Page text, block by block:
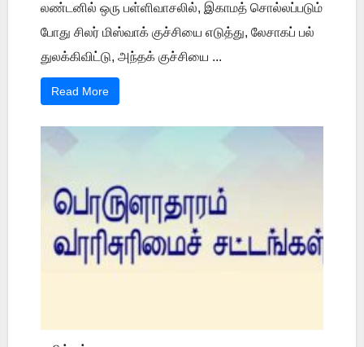
லண்டனில் ஒரு பள்ளிவாசலில், இகாமத் சொல்லப்படும்
போது சிலர் மிஸ்வாக் குச்சியை எடுத்து, லேசாகப் பல்
துலக்கிவிட்டு, அந்தக் குச்சியை ...
Read More